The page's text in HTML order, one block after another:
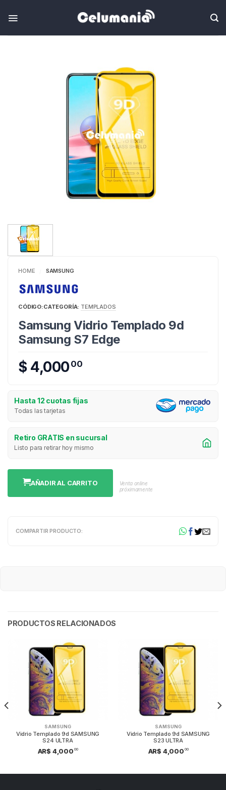
HOME SAMSUNG
CÓDIGO:CATEGORÍA: TEMPLADOS
Samsung Vidrio Templado 9d
Samsung S7 Edge
$ 4,00000
Hasta 12 cuotas fijas
Todas las tarjetas
Retiro GRATIS en sucursal
Listo para retirar hoy mismo
AÑADIR AL CARRITO
Venta online
próximamente
COMPARTIR PRODUCTO:
PRODUCTOS RELACIONADOS
SAMSUNG
Vidrio Templado 9d SAMSUNG
S24 ULTRA
AR$ 4,000 00
SAMSUNG
Vidrio Templado 9d SAMSUNG
S23 ULTRA
AR$ 4,000 00